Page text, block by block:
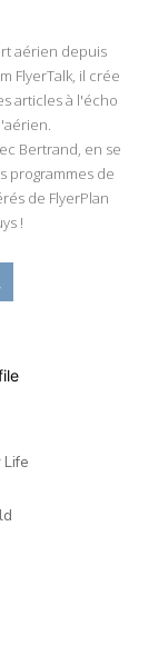
aérien depuis
FlyerTalk, il crée
articles à l'écho
Bertrand, en se
programmes de
de FlyerPlan
!
Life